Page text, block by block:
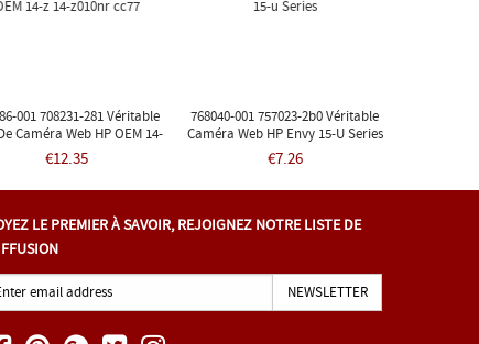
001 708231-281 Véritable
Caméra Web HP OEM 14-
Z 14-Z010nr Cc77
€12.35
768040-001 757023-2b0 Véritable
Caméra Web HP Envy 15-U Series
€7.26
LE PREMIER À SAVOIR, REJOIGNEZ NOTRE LISTE DE